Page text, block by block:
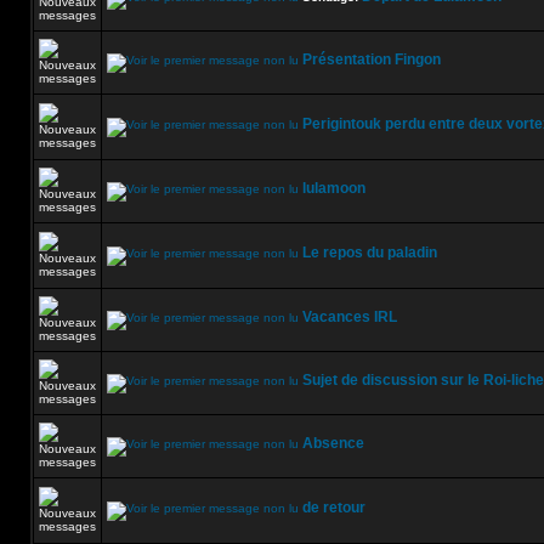
Présentation Fingon
Perigintouk perdu entre deux
lulamoon
Le repos du paladin
Vacances IRL
Sujet de discussion sur le Roi-liche
Absence
de retour